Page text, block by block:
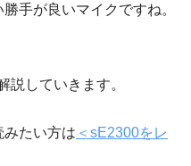
手が良いマイクですね。
説していきます。
たい方は ＜sE2300をレ